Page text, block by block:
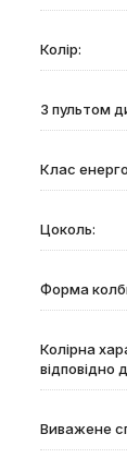
Колір:
З пультом
Клас
Цоколь:
Форма
Колірна
відповідно
Виважене